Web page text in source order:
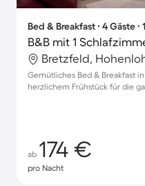
Bed & Breakfast ∙ 4 Gäste
B&B mit 1
Bretzfeld,
Gemütliches Bed & Breakfast
herzlichem Frühstück für die
ab 174 €
pro Nacht